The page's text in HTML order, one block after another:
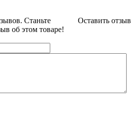
Оставить отзыв
Станьте
об этом товаре!